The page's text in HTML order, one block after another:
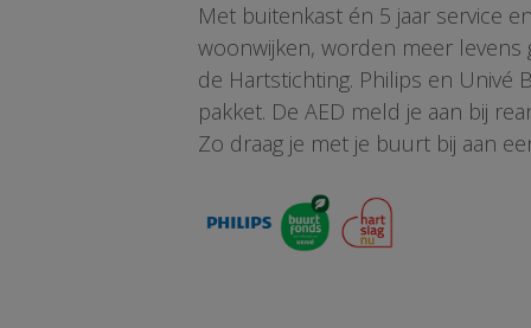
Met buitenkast én 5 jaar service
woonwijken, worden meer levens
de Hartstichting. Philips en Univé
pakket. De AED meld je aan bij
Zo draag je met je buurt bij aan